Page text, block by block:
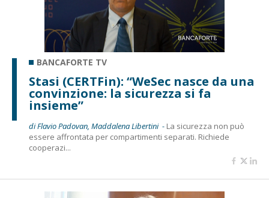
BANCAFORTE TV
Stasi (CERTFin): “WeSec nasce da una
convinzione: la sicurezza si fa
insieme”
di Flavio Padovan, Maddalena Libertini - La sicurezza non può
essere affrontata per compartimenti separati. Richiede
cooperazi...